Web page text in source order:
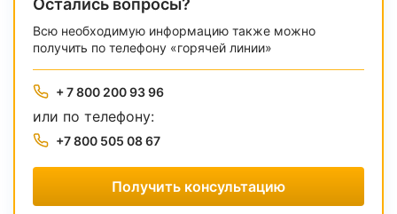
Всю необходимую информацию также можно
получить по телефону «горячей линии»
+ 7 800 200 93 96
или по телефону:
+7 800 505 08 67
Получить консультацию